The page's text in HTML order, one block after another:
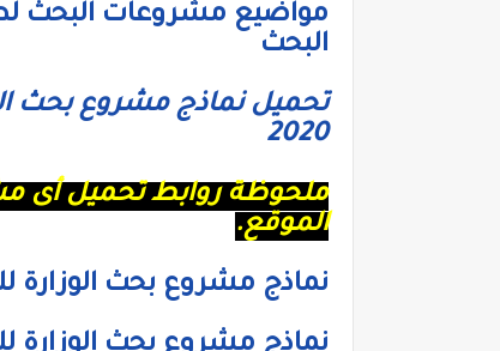
مواضيع مشروعات البحث
البحث
تحميل نماذج مشروع بحث
2020
ملحوظة روابط تحميل
الموقع.
نماذج مشروع بحث الوزارة للصف